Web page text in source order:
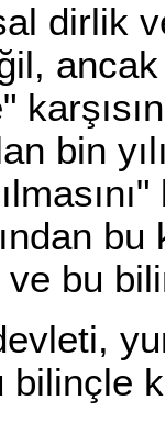
ve
bin
bu
bu
bilinçle